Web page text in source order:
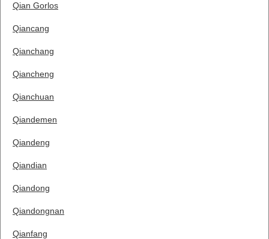
Qian Gorlos
Qiancang
Qianchang
Qiancheng
Qianchuan
Qiandemen
Qiandeng
Qiandian
Qiandong
Qiandongnan
Qianfang